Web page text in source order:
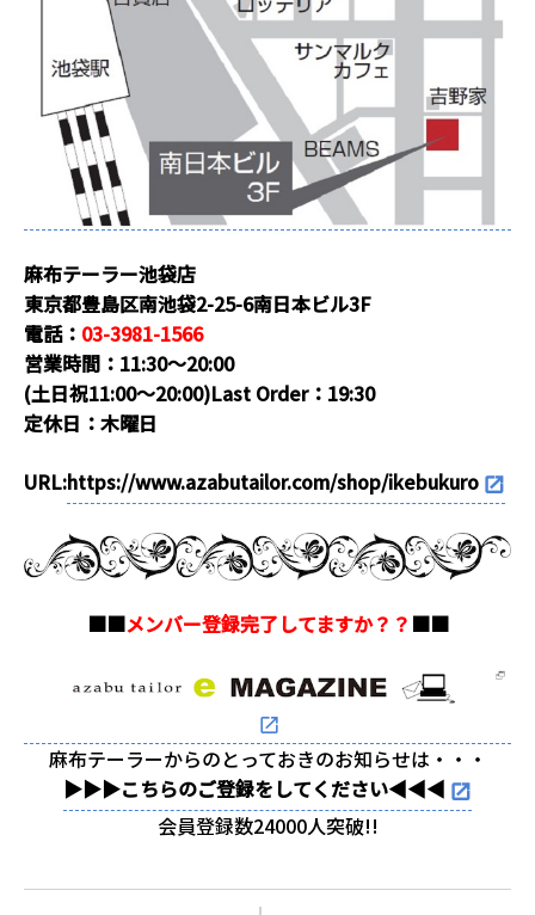
麻布テーラー池袋店
東京都豊島区南池袋2-25-6南日本ビル3F
電話： 03-3981-1566
営業時間：11:30～20:00
(土日祝11:00～20:00)Last Order：19:30
定休日：木曜日
URL:https://www.azabutailor.com/shop/ikebukuro
■■メンバー登録完了してますか？？ ■■
麻布テーラーからのとっておきのお知らせは・・・
▶▶▶こちらのご登録をしてください◀◀◀
会員登録数24000人突破!!